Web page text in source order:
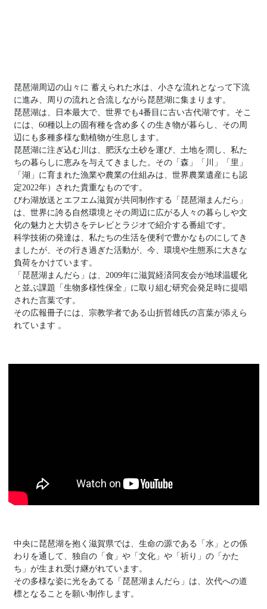
琵琶湖周辺の山々に 蓄えられた水は、小さな流れとなって下流
に進み、周りの流れと合流しながら琵琶湖に集まります。
琵琶湖は、日本最大で、世界でも4番目に古い古代湖です。そこ
には、60種以上の固有種を含め多くの生き物が暮らし、その周
辺にも多種多様な動植物が生息します。
琵琶湖に注ぎ込む川は、肥沃な土砂を運び、土地を潤し、私た
ちの暮らしに恵みを与えてきました。その「森」「川」「里」
「湖」に育まれた漁業や農業の仕組みは、世界農業遺産にも認
定2022年）された貴重なものです。
びわ湖放送とエフエム滋賀が共同制作する「琵琶湖まんだら」
は、世界に誇る自然環境とその周辺に広がる人々の暮らしや文
化の魅力と大切さをテレビとラジオで紹介する番組です。
科学技術の発達は、私たちの生活を便利で豊かなものにしてき
ましたが、その行き過ぎた活動が、今、環境や生態系に大きな
負荷をかけています。
「琵琶湖まんだら」は、2009年に滋賀経済同友会が地球温暖化
と並ぶ課題「生物多様性保全」に取り組む研究会発足時に提唱
された言葉です。
その広報冊子には、宗教学者である山折哲雄氏の言葉が添えら
れています 。
中央に琵琶湖を抱く滋賀県では、生命の源である「水」との係
わりを通して、独自の「食」や「文化」や「祈り」の「かた
ち」が生まれ受け継がれています。
その多様な姿に光をあてる「琵琶湖まんだら」は、次代への道
標となることを願い制作します。